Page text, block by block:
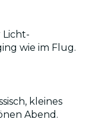
Licht-
wie im Flug.
kleines
Abend.